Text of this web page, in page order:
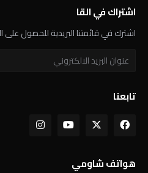
اشتراك في القا
اشترك في قائمتنا البريدية للحصول على
تابعنا
هواتف شاومي